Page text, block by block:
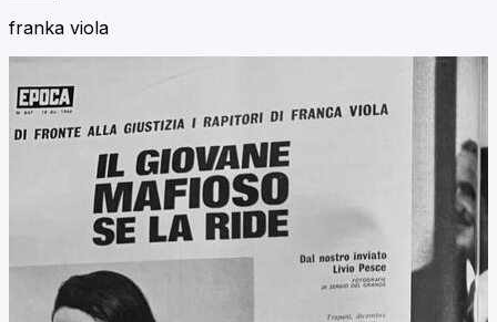
franka viola